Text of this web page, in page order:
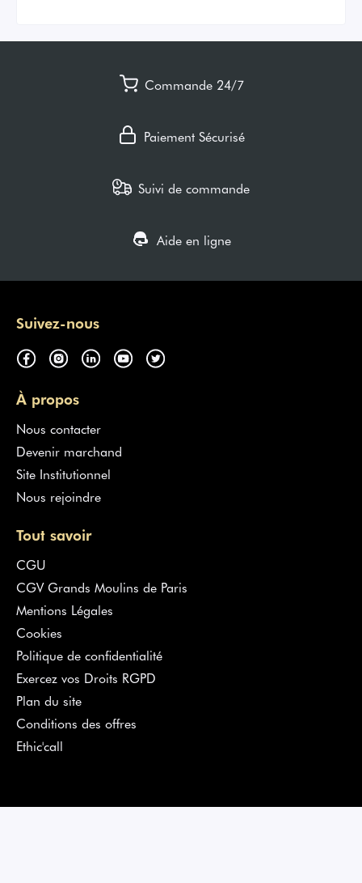
Commande 24/7
Paiement Sécurisé
Suivi de commande
Aide en ligne
Suivez-nous
À propos
Nous contacter
Devenir marchand
Site Institutionnel
Nous rejoindre
Tout savoir
CGU
CGV Grands Moulins de Paris
Mentions Légales
Cookies
Politique de confidentialité
Exercez vos Droits RGPD
Plan du site
Conditions des offres
Ethic'call